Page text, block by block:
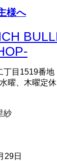
様へ
丁目1519番地
曜、木曜定休
紗
29日